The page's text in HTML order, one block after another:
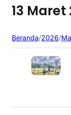
13 Maret
Beranda/2026/